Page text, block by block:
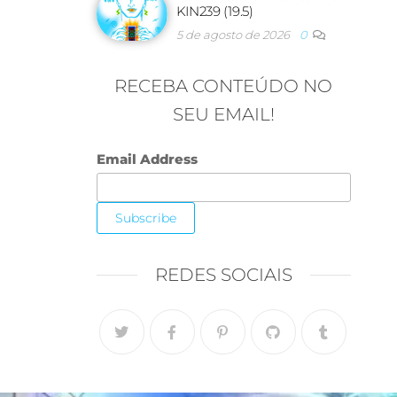
KIN239 (19.5)
5 de agosto de 2026 0
RECEBA CONTEÚDO NO
SEU EMAIL!
Email Address
REDES SOCIAIS